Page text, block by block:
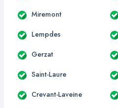
Miremont
Lempdes
Gerzat
Saint-Laure
Crevant-Laveine